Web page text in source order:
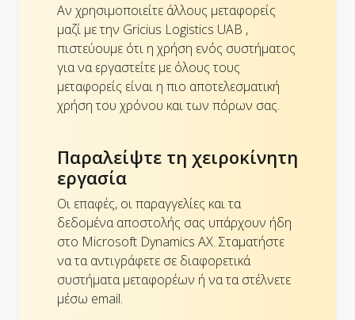
Αν χρησιμοποιείτε άλλους μεταφορείς
μαζί με την Gricius Logistics UAB ,
πιστεύουμε ότι η χρήση ενός συστήματος
για να εργαστείτε με όλους τους
μεταφορείς είναι η πιο αποτελεσματική
χρήση του χρόνου και των πόρων σας.
Παραλείψτε τη χειροκίνητη
εργασία
Οι επαφές, οι παραγγελίες και τα
δεδομένα αποστολής σας υπάρχουν ήδη
στο Microsoft Dynamics AX. Σταματήστε
να τα αντιγράφετε σε διαφορετικά
συστήματα μεταφορέων ή να τα στέλνετε
μέσω email.